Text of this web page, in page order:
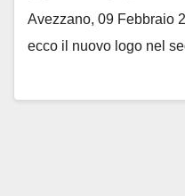
Avezzano, 09 Febbraio
ecco il nuovo logo nel